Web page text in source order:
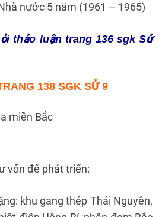
nước 5 năm (1961 – 1965)
thảo luận trang 136 sgk Sử
138 SGK SỬ 9
miền Bắc
vốn để phát triển:
khu gang thép Thái Nguyên,